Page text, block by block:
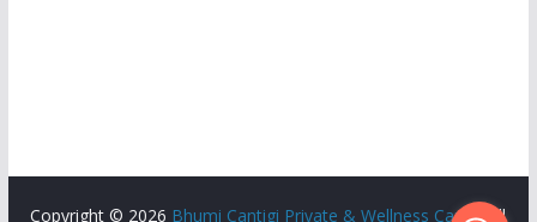
Copyright © 2026 Bhumi Cantigi Private & Wellness Camp. All